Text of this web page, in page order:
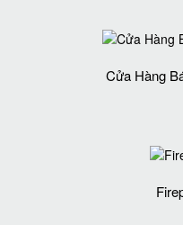
Cửa Hàng